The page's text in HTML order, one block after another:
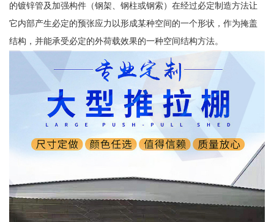
的镀锌管及加强构件（钢架、钢柱或钢索）在经过必定制造方法让
它内部产生必定的预张应力以形成某种空间的一个形状，作为掩盖
结构，并能承受必定的外荷载效果的一种空间结构方法。